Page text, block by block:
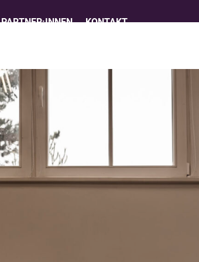
PARTNER:INNEN KONTAKT